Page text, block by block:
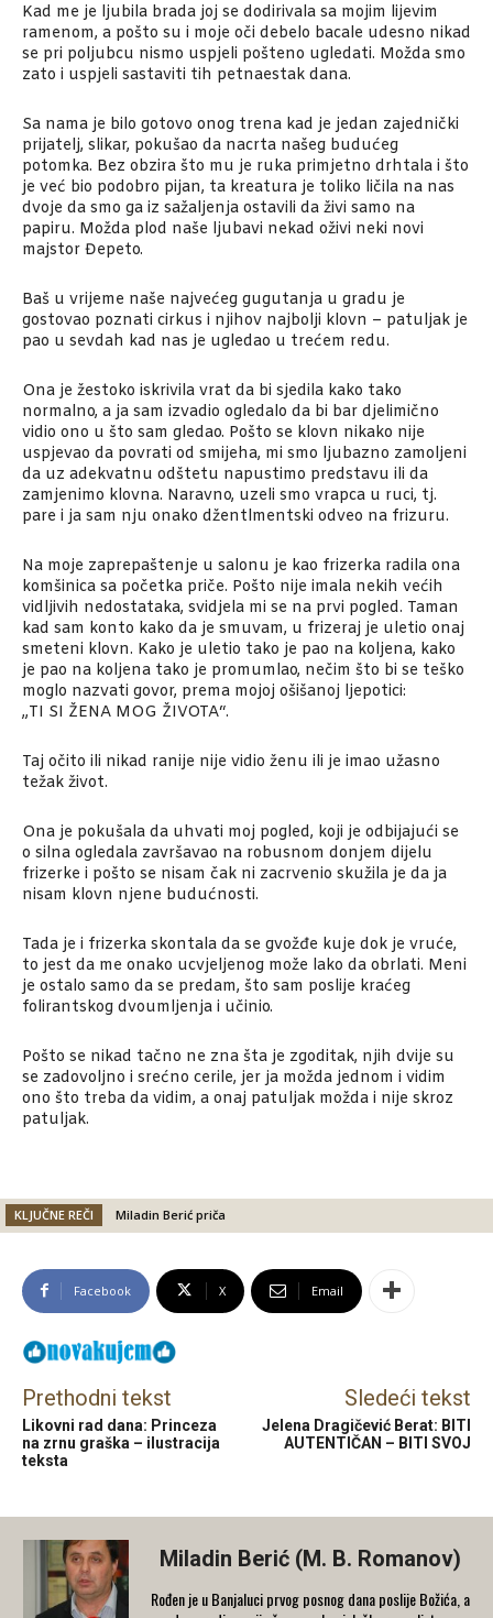
Kad me je ljubila brada joj se dodirivala sa mojim lijevim
ramenom, a pošto su i moje oči debelo bacale udesno nikad
se pri poljubcu nismo uspjeli pošteno ugledati. Možda smo
zato i uspjeli sastaviti tih petnaestak dana.
Sa nama je bilo gotovo onog trena kad je jedan zajednički
prijatelj, slikar, pokušao da nacrta našeg budućeg
potomka. Bez obzira što mu je ruka primjetno drhtala i što
je već bio podobro pijan, ta kreatura je toliko ličila na nas
dvoje da smo ga iz sažaljenja ostavili da živi samo na
papiru. Možda plod naše ljubavi nekad oživi neki novi
majstor Đepeto.
Baš u vrijeme naše najvećeg gugutanja u gradu je
gostovao poznati cirkus i njihov najbolji klovn – patuljak je
pao u sevdah kad nas je ugledao u trećem redu.
Ona je žestoko iskrivila vrat da bi sjedila kako tako
normalno, a ja sam izvadio ogledalo da bi bar djelimično
vidio ono u što sam gledao. Pošto se klovn nikako nije
uspjevao da povrati od smijeha, mi smo ljubazno zamoljeni
da uz adekvatnu odštetu napustimo predstavu ili da
zamjenimo klovna. Naravno, uzeli smo vrapca u ruci, tj.
pare i ja sam nju onako džentlmentski odveo na frizuru.
Na moje zaprepaštenje u salonu je kao frizerka radila ona
komšinica sa početka priče. Pošto nije imala nekih većih
vidljivih nedostataka, svidjela mi se na prvi pogled. Taman
kad sam konto kako da je smuvam, u frizeraj je uletio onaj
smeteni klovn. Kako je uletio tako je pao na koljena, kako
je pao na koljena tako je promumlao, nečim što bi se teško
moglo nazvati govor, prema mojoj ošišanoj ljepotici:
„TI SI ŽENA MOG ŽIVOTA“.
Taj očito ili nikad ranije nije vidio ženu ili je imao užasno
težak život.
Ona je pokušala da uhvati moj pogled, koji je odbijajući se
o silna ogledala završavao na robusnom donjem dijelu
frizerke i pošto se nisam čak ni zacrvenio skužila je da ja
nisam klovn njene budućnosti.
Tada je i frizerka skontala da se gvožđe kuje dok je vruće,
to jest da me onako ucvjeljenog može lako da obrlati. Meni
je ostalo samo da se predam, što sam poslije kraćeg
folirantskog dvoumljenja i učinio.
Pošto se nikad tačno ne zna šta je zgoditak, njih dvije su
se zadovoljno i srećno cerile, jer ja možda jednom i vidim
ono što treba da vidim, a onaj patuljak možda i nije skroz
patuljak.
KLJUČNE REČI Miladin Berić priča
Facebook X Email
Prethodni tekst
Likovni rad dana: Princeza
na zrnu graška – ilustracija
teksta
Sledeći tekst
Jelena Dragičević Berat: BITI
AUTENTIČAN – BITI SVOJ
Miladin Berić (M. B. Romanov)
Rođen je u Banjaluci prvog posnog dana poslije Božića, a